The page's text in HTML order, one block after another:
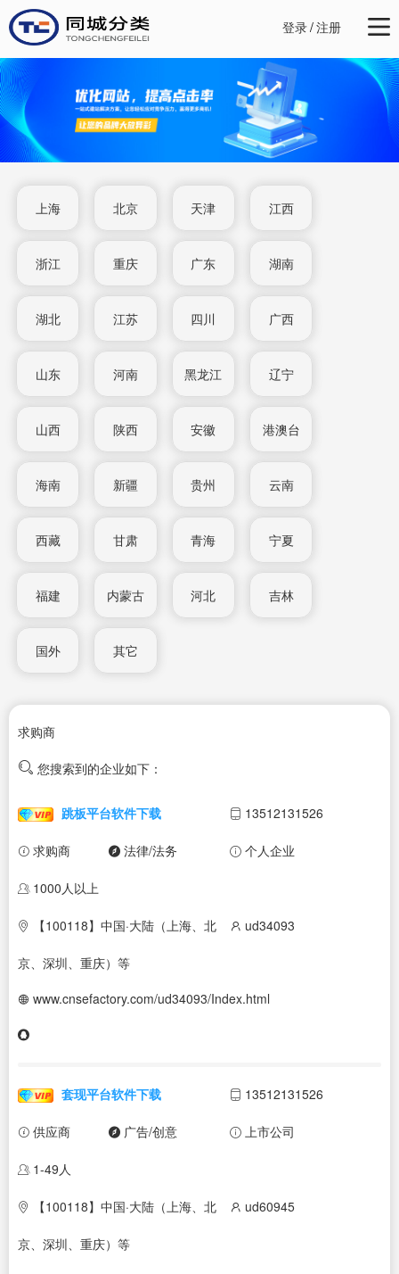
登录/注册
上海 北京 天津 江西
浙江 重庆 广东 湖南
湖北 江苏 四川 广西
山东 河南 黑龙江 辽宁
山西 陕西 安徽 港澳台
海南 新疆 贵州 云南
西藏 甘肃 青海 宁夏
福建 内蒙古 河北 吉林
国外 其它
求购商
您搜索到的企业如下：
跳板平台软件下载 13512131526
求购商 法律/法务 个人企业
1000人以上
【100118】中国·大陆（上海、北
京、深圳、重庆）等
ud34093
www.cnsefactory.com/ud34093/Index.html
套现平台软件下载 13512131526
供应商 广告/创意 上市公司
1-49人
【100118】中国·大陆（上海、北
京、深圳、重庆）等
ud60945